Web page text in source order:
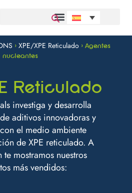
> XPE/XPE Reticulado> Agentes
nucleantes
Reticulado
investiga y desarrolla
aditivos innovadoras y
el medio ambiente
de XPE reticulado. A
mostramos nuestros
más vendidos: